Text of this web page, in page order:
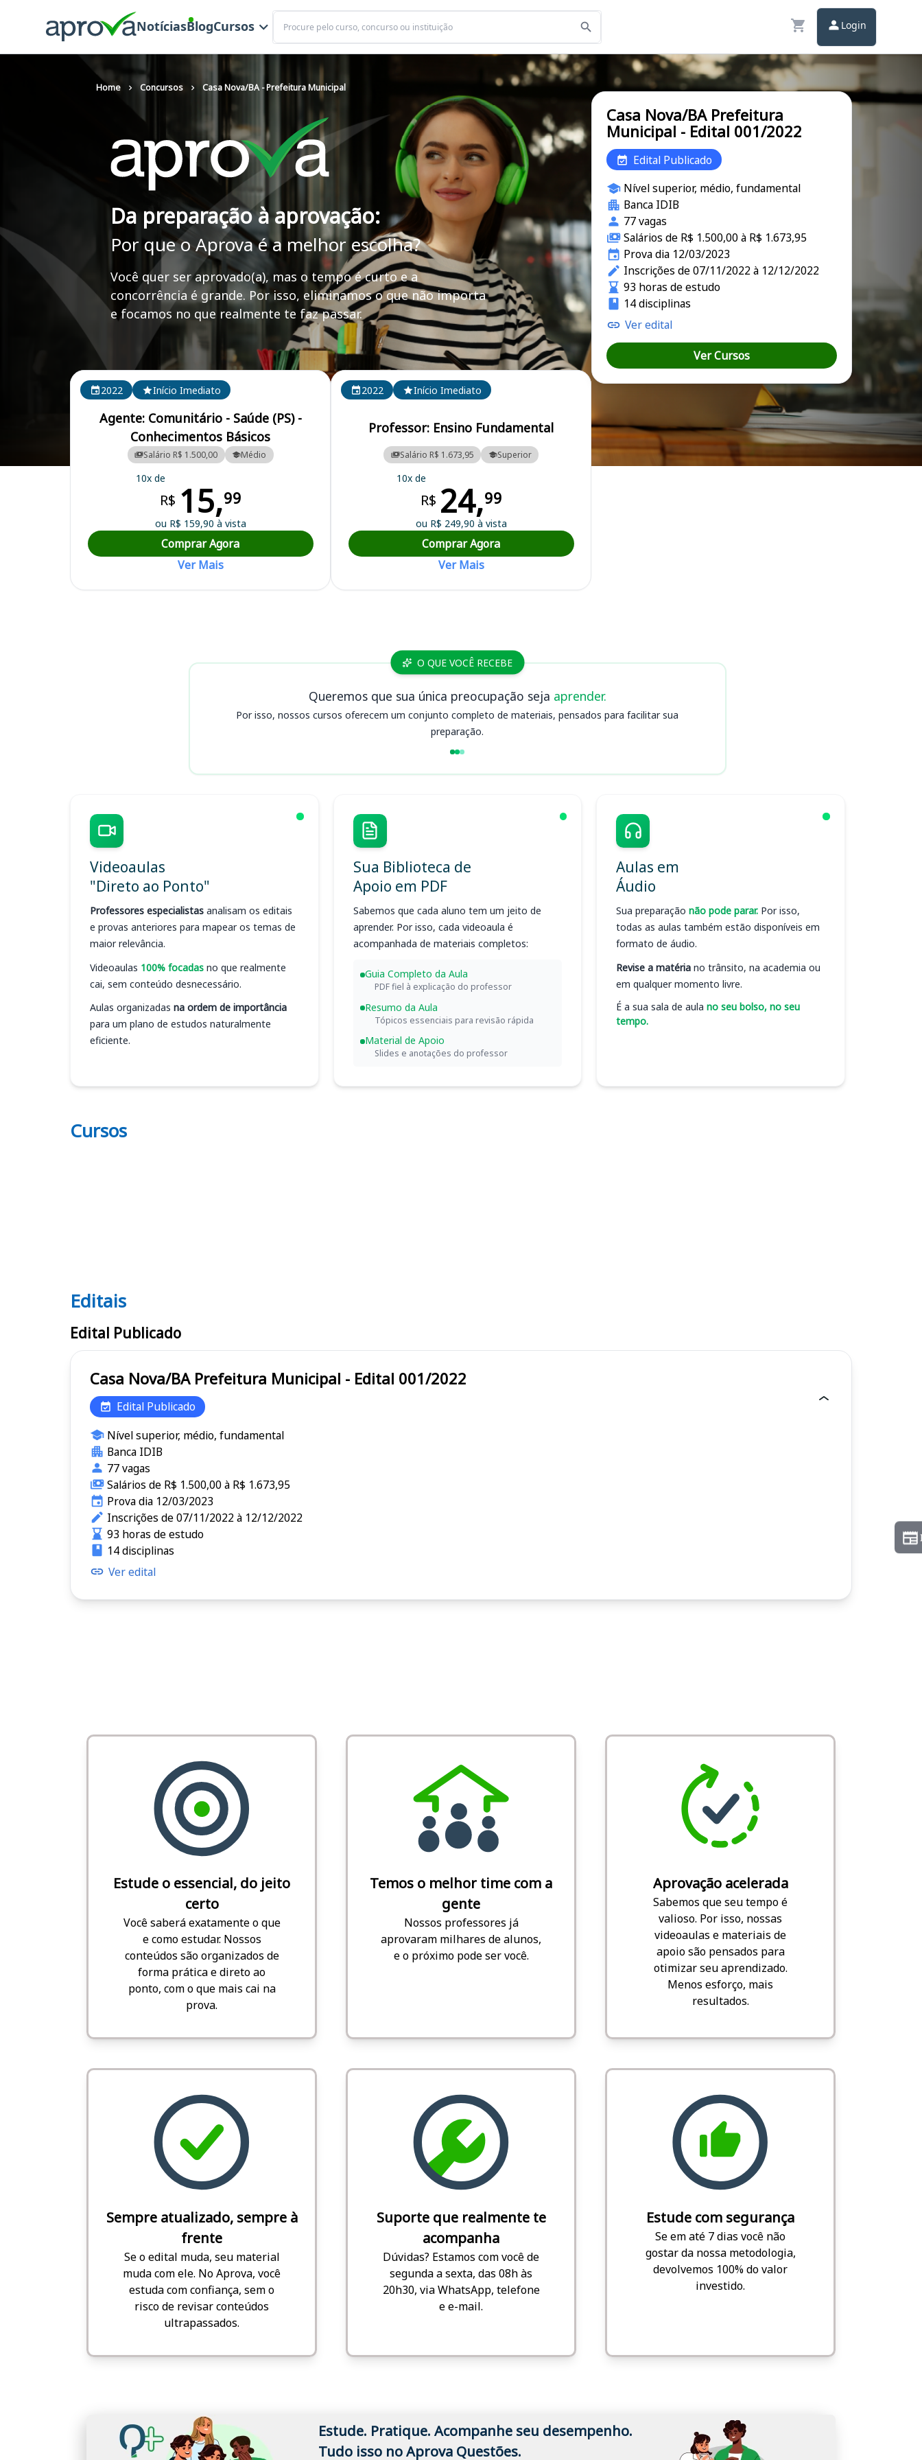
NotíciasBlogCursos
Buscar
Login
Home Concursos Casa Nova/BA - Prefeitura Municipal
Da preparação à aprovação:
Por que o Aprova é a melhor escolha?
Você quer ser aprovado(a), mas o tempo é curto e a
concorrência é grande. Por isso, eliminamos o que não importa
e focamos no que realmente te faz passar.
Curso Preparatório para o Concurso Casa Nova/BA - Prefeitura Municipal
Cursos em destaque para passar no concurso
2022
Início Imediato
Agente: Comunitário - Saúde (PS) -
Conhecimentos Básicos
Salário R$ 1.500,00 Médio
10x de
R$ 15,99
ou R$ 159,90 à vista
Comprar Agora
Ver Mais
2022 Início Imediato
Professor: Ensino Fundamental
Salário R$ 1.673,95 Superior
10x de
R$ 24,99
ou R$ 249,90 à vista
Comprar Agora
Ver Mais
Casa Nova/BA Prefeitura
Municipal - Edital 001/2022
Edital Publicado
Nível superior, médio, fundamental
Banca IDIB
77 vagas
Salários de R$ 1.500,00 à R$ 1.673,95
Prova dia 12/03/2023
Inscrições de 07/11/2022 à 12/12/2022
93 horas de estudo
14 disciplinas
Ver edital
Ver Cursos
O QUE VOCÊ RECEBE
Queremos que sua única preocupação seja aprender.
Por isso, nossos cursos oferecem um conjunto completo de materiais, pensados para facilitar sua
preparação.
Videoaulas
"Direto ao Ponto"
Professores especialistas analisam os editais
e provas anteriores para mapear os temas de
maior relevância.
Videoaulas 100% focadas no que realmente
cai, sem conteúdo desnecessário.
Aulas organizadas na ordem de importância
para um plano de estudos naturalmente
eficiente.
Sua Biblioteca de
Apoio em PDF
Sabemos que cada aluno tem um jeito de
aprender. Por isso, cada videoaula é
acompanhada de materiais completos:
Guia Completo da Aula
PDF fiel à explicação do professor
Resumo da Aula
Tópicos essenciais para revisão rápida
Material de Apoio
Slides e anotações do professor
Aulas em
Áudio
Sua preparação não pode parar. Por isso,
todas as aulas também estão disponíveis em
formato de áudio.
Revise a matéria no trânsito, na academia ou
em qualquer momento livre.
É a sua sala de aula no seu bolso, no seu
tempo.
Cursos
Editais
Editais
Edital Publicado
Casa Nova/BA Prefeitura Municipal - Edital 001/2022
Edital Publicado
Nível superior, médio, fundamental
Banca IDIB
77 vagas
Salários de R$ 1.500,00 à R$ 1.673,95
Prova dia 12/03/2023
Inscrições de 07/11/2022 à 12/12/2022
93 horas de estudo
14 disciplinas
Ver edital
Estude o essencial, do jeito
certo
Você saberá exatamente o que
e como estudar. Nossos
conteúdos são organizados de
forma prática e direto ao
ponto, com o que mais cai na
prova.
Temos o melhor time com a
gente
Nossos professores já
aprovaram milhares de alunos,
e o próximo pode ser você.
Aprovação acelerada
Sabemos que seu tempo é
valioso. Por isso, nossas
videoaulas e materiais de
apoio são pensados para
otimizar seu aprendizado.
Menos esforço, mais
resultados.
Sempre atualizado, sempre à
frente
Se o edital muda, seu material
muda com ele. No Aprova, você
estuda com confiança, sem o
risco de revisar conteúdos
ultrapassados.
Suporte que realmente te
acompanha
Dúvidas? Estamos com você de
segunda a sexta, das 08h às
20h30, via WhatsApp, telefone
e e-mail.
Estude com segurança
Se em até 7 dias você não
gostar da nossa metodologia,
devolvemos 100% do valor
investido.
Estude. Pratique. Acompanhe seu desempenho.
Tudo isso no Aprova Questões.